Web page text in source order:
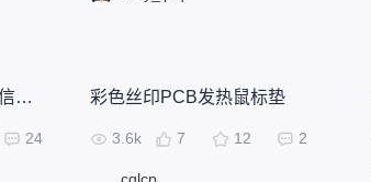
基于CW32的多功能函数信号发生器设计
24
彩色丝印PCB发热鼠标垫
3.6k 7 12 2